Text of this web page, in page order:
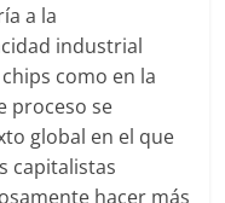
a la
industrial
como en la
proceso se
global en el que
capitalistas
hacer más